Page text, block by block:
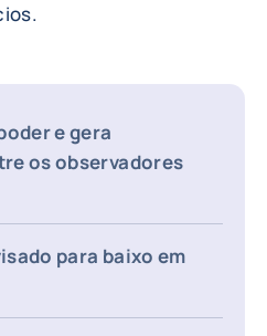
e gera
os observadores
para baixo em